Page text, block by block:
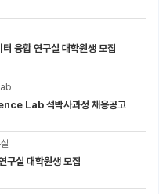
융합 연구실 대학원생 모집
Lab 석박사과정 채용공고
구실 대학원생 모집